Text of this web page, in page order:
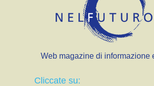
Web magazine di informazione
Cliccate su: